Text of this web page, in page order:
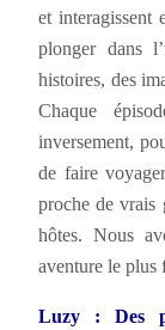
et interagissent
plonger dans
histoires, des
Chaque
inversement,
de faire
proche de vrais
hôtes. Nous
aventure le plus
Luzy : Des